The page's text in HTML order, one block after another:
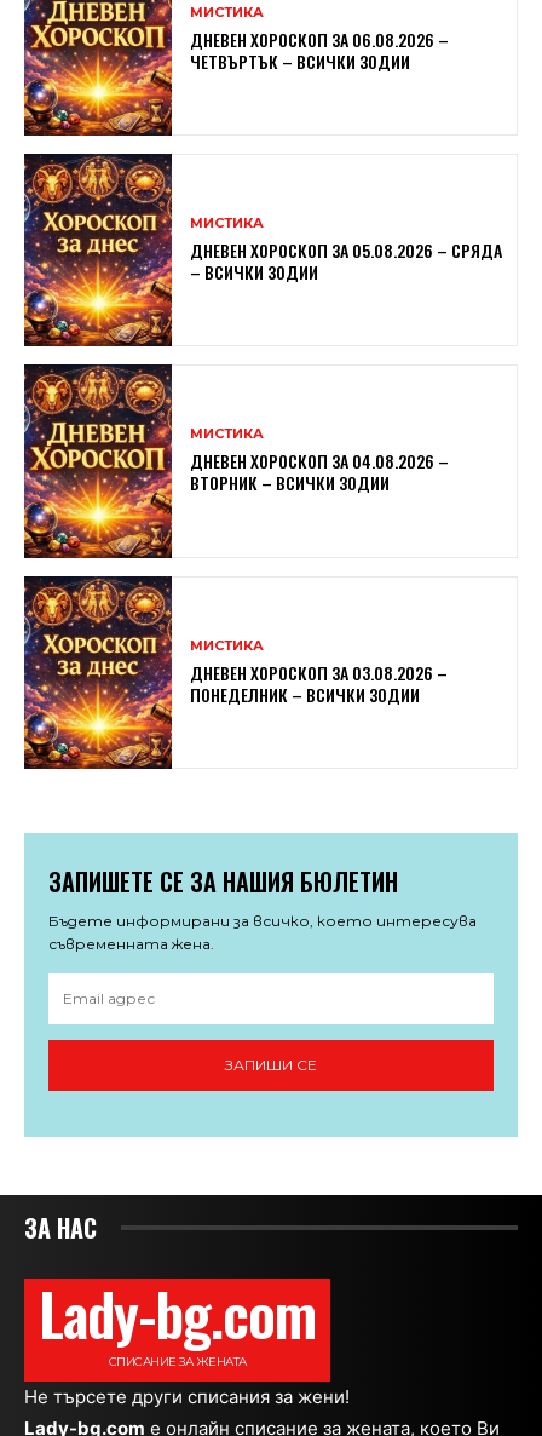
МИСТИКА
ДНЕВЕН ХОРОСКОП ЗА 06.08.2026 –
ЧЕТВЪРТЪК – ВСИЧКИ ЗОДИИ
МИСТИКА
ДНЕВЕН ХОРОСКОП ЗА 05.08.2026 – СРЯДА
– ВСИЧКИ ЗОДИИ
МИСТИКА
ДНЕВЕН ХОРОСКОП ЗА 04.08.2026 –
ВТОРНИК – ВСИЧКИ ЗОДИИ
МИСТИКА
ДНЕВЕН ХОРОСКОП ЗА 03.08.2026 –
ПОНЕДЕЛНИК – ВСИЧКИ ЗОДИИ
ЗАПИШЕТЕ СЕ ЗА НАШИЯ БЮЛЕТИН
Бъдете информирани за всичко, което интересува
съвременната жена.
ЗАПИШИ СЕ
ЗА НАС
Lady-bg.com
СПИСАНИЕ ЗА ЖЕНАТА
Не търсете други списания за жени!
Lady-bg.com e онлайн списание за жената, което Ви